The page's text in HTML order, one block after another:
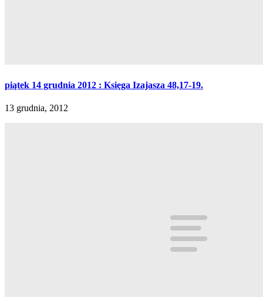
piątek 14 grudnia 2012 : Księga Izajasza 48,17-19.
13 grudnia, 2012